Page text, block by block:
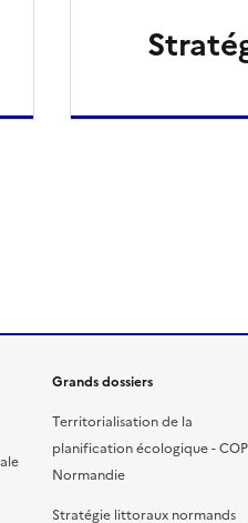
Grands dossiers
Territorialisation de la
planification écologique - COP
Normandie
Stratégie littoraux normands